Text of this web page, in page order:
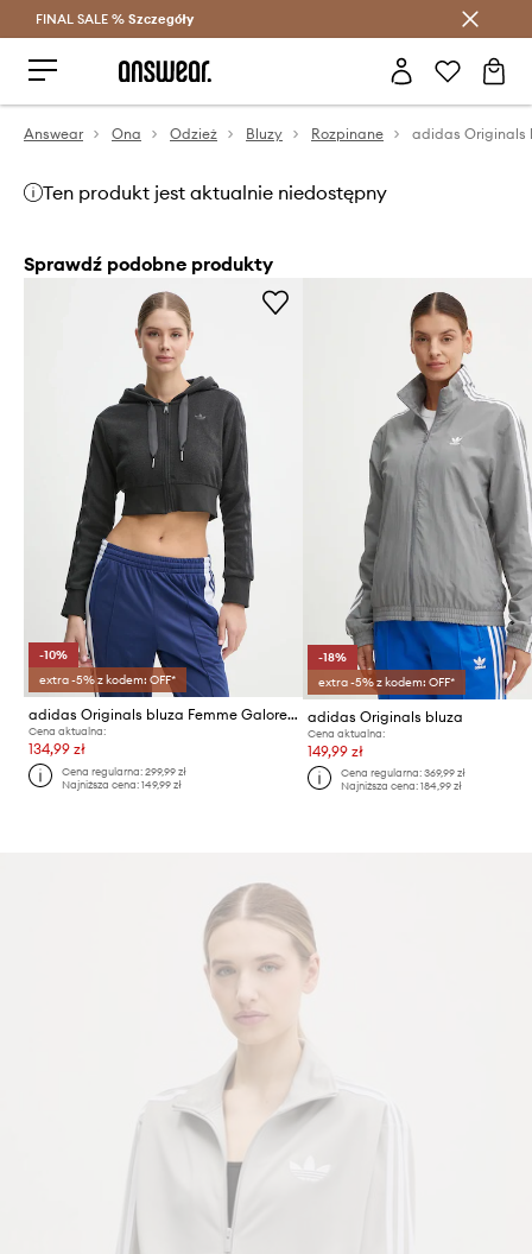
Oszczędzaj z Answear Club >
FINAL SALE % Szczegóły
Answear Ona Odzież Bluzy Rozpinane adidas Originals
Ten produkt jest aktualnie niedostępny
Sprawdź podobne produkty
-10%
extra -5% z kodem: OFF*
adidas Originals bluza Femme Galore Short Fulzip Hoodie
Cena aktualna:
134,99 zł
Cena regularna:299,99 zł
Najniższa cena:149,99 zł
-18%
extra -5% z kodem: OFF*
adidas Originals bluza
Cena aktualna:
149,99 zł
Cena regularna: 369,99 zł
Najniższa cena: 184,99 zł